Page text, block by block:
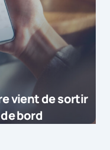
vient de sortir
bord